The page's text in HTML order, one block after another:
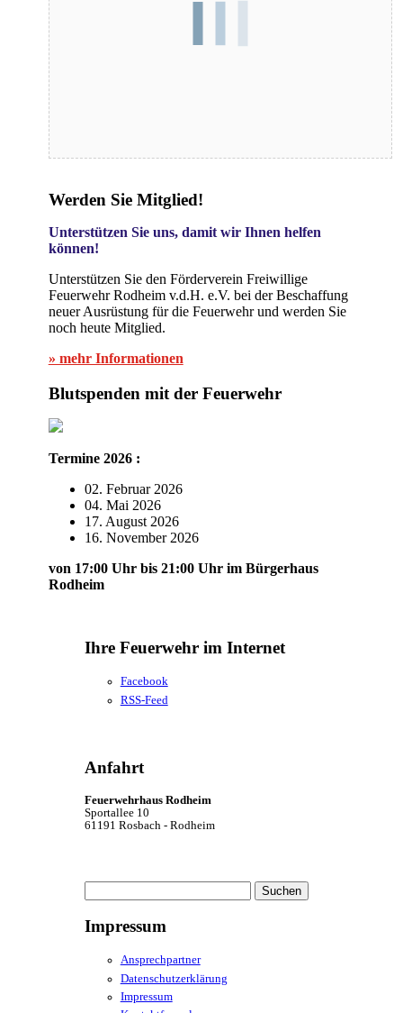
Blutspende – 17.08.2026
Werden Sie Mitglied!
Unterstützen Sie uns, damit wir Ihnen helfen
können!
Unterstützen Sie den Förderverein Freiwillige
Feuerwehr Rodheim v.d.H. e.V. bei der Beschaffung
neuer Ausrüstung für die Feuerwehr und werden Sie
noch heute Mitglied.
» mehr Informationen
Blutspenden mit der Feuerwehr
Termine 2026 :
02. Februar 2026
04. Mai 2026
17. August 2026
16. November 2026
von 17:00 Uhr bis 21:00 Uhr im Bürgerhaus
Rodheim
Ihre Feuerwehr im Internet
Facebook
RSS-Feed
Anfahrt
Feuerwehrhaus Rodheim
Sportallee 10
61191 Rosbach - Rodheim
nach:
Impressum
Ansprechpartner
Datenschutzerklärung
Impressum